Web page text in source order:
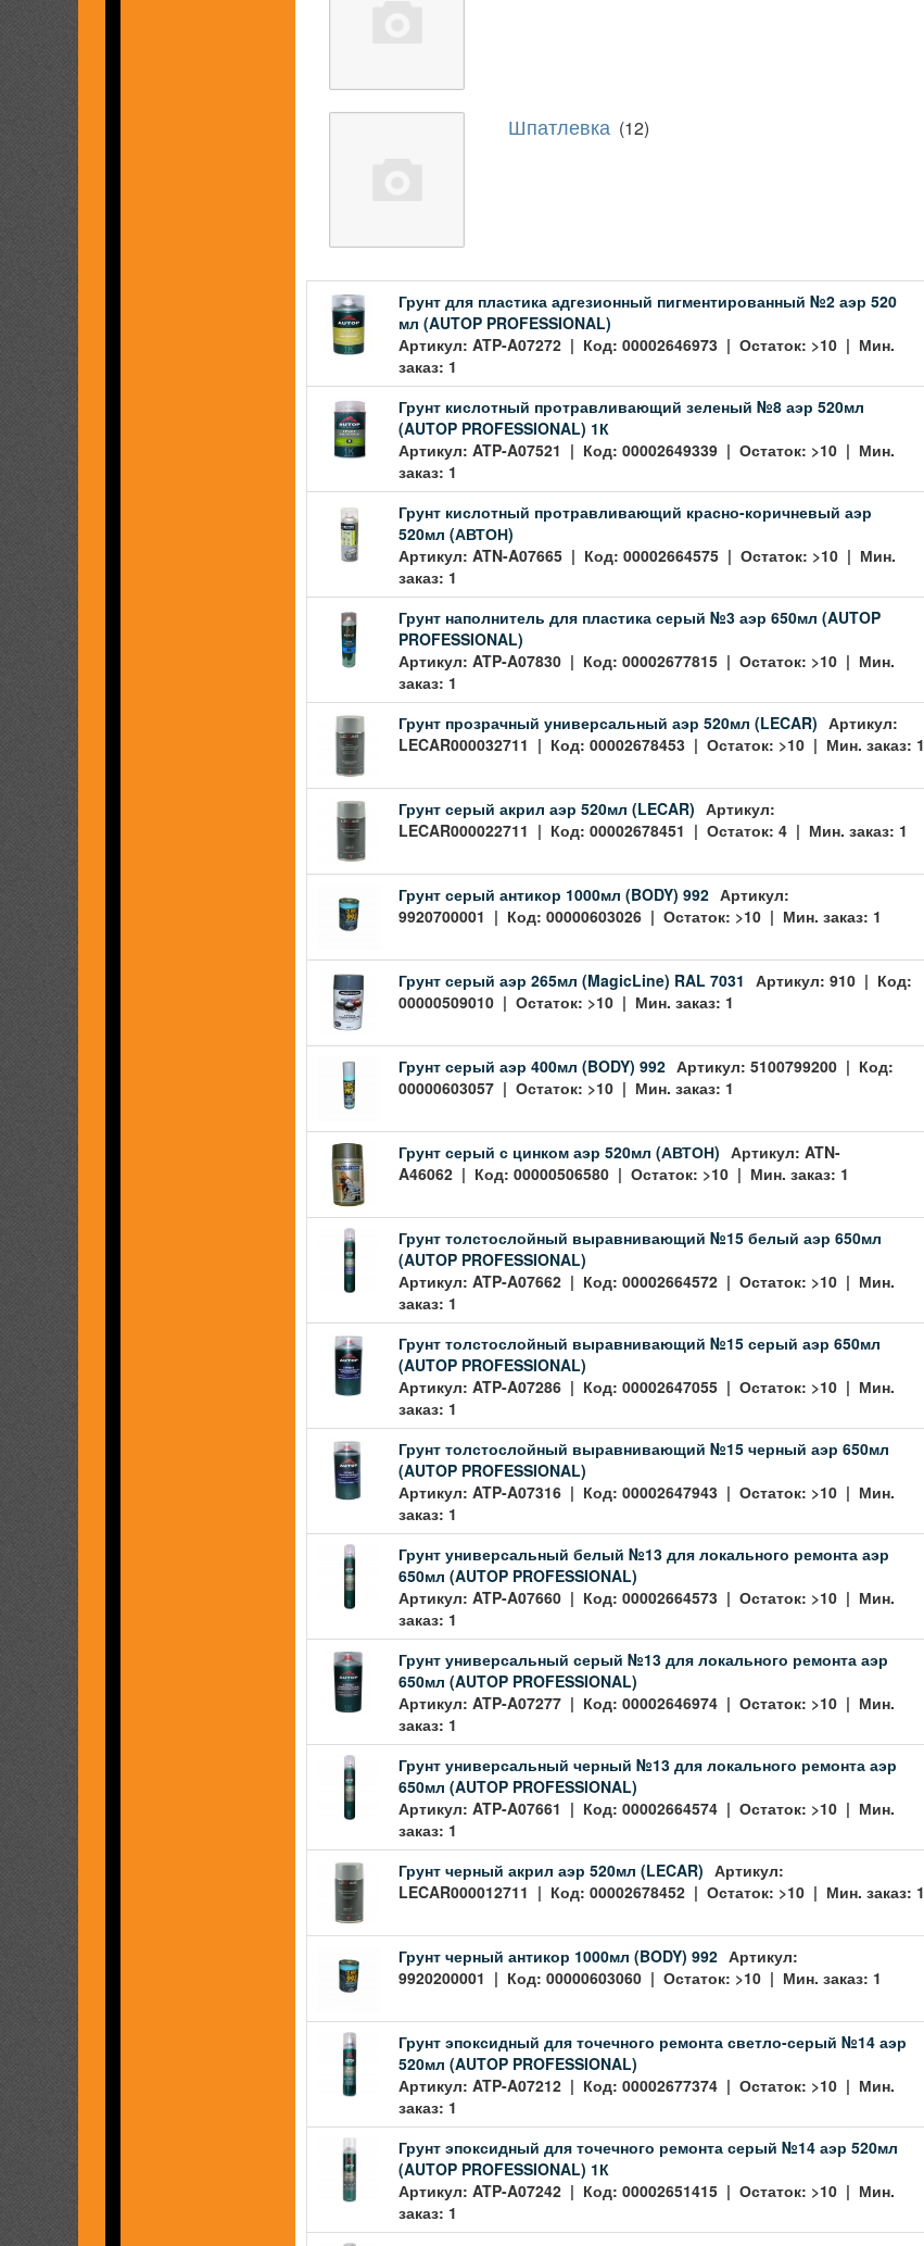
Шпатлевка (12)
Грунт для пластика адгезионный пигментированный №2 аэр 520
мл (AUTOP PROFESSIONAL)
Артикул: ATP-A07272 | Код: 00002646973 | Остаток: >10 | Мин.
заказ: 1
Грунт кислотный протравливающий зеленый №8 аэр 520мл
(AUTOP PROFESSIONAL) 1К
Артикул: ATP-A07521 | Код: 00002649339 | Остаток: >10 | Мин.
заказ: 1
Грунт кислотный протравливающий красно-коричневый аэр
520мл (АВТОН)
Артикул: ATN-A07665 | Код: 00002664575 | Остаток: >10 | Мин.
заказ: 1
Грунт наполнитель для пластика серый №3 аэр 650мл (AUTOP
PROFESSIONAL)
Артикул: ATP-A07830 | Код: 00002677815 | Остаток: >10 | Мин.
заказ: 1
Грунт прозрачный универсальный аэр 520мл (LECAR) Артикул:
LECAR000032711 | Код: 00002678453 | Остаток: >10 | Мин. заказ: 1
Грунт серый акрил аэр 520мл (LECAR) Артикул:
LECAR000022711 | Код: 00002678451 | Остаток: 4 | Мин. заказ: 1
Грунт серый антикор 1000мл (BODY) 992 Артикул:
9920700001 | Код: 00000603026 | Остаток: >10 | Мин. заказ: 1
Грунт серый аэр 265мл (MagicLine) RAL 7031 Артикул: 910 | Код:
00000509010 | Остаток: >10 | Мин. заказ: 1
Грунт серый аэр 400мл (BODY) 992 Артикул: 5100799200 | Код:
00000603057 | Остаток: >10 | Мин. заказ: 1
Грунт серый с цинком аэр 520мл (АВТОН) Артикул: ATN-
A46062 | Код: 00000506580 | Остаток: >10 | Мин. заказ: 1
Грунт толстослойный выравнивающий №15 белый аэр 650мл
(AUTOP PROFESSIONAL)
Артикул: ATP-A07662 | Код: 00002664572 | Остаток: >10 | Мин.
заказ: 1
Грунт толстослойный выравнивающий №15 серый аэр 650мл
(AUTOP PROFESSIONAL)
Артикул: ATP-A07286 | Код: 00002647055 | Остаток: >10 | Мин.
заказ: 1
Грунт толстослойный выравнивающий №15 черный аэр 650мл
(AUTOP PROFESSIONAL)
Артикул: ATP-A07316 | Код: 00002647943 | Остаток: >10 | Мин.
заказ: 1
Грунт универсальный белый №13 для локального ремонта аэр
650мл (AUTOP PROFESSIONAL)
Артикул: ATP-A07660 | Код: 00002664573 | Остаток: >10 | Мин.
заказ: 1
Грунт универсальный серый №13 для локального ремонта аэр
650мл (AUTOP PROFESSIONAL)
Артикул: ATP-A07277 | Код: 00002646974 | Остаток: >10 | Мин.
заказ: 1
Грунт универсальный черный №13 для локального ремонта аэр
650мл (AUTOP PROFESSIONAL)
Артикул: ATP-A07661 | Код: 00002664574 | Остаток: >10 | Мин.
заказ: 1
Грунт черный акрил аэр 520мл (LECAR) Артикул:
LECAR000012711 | Код: 00002678452 | Остаток: >10 | Мин. заказ: 1
Грунт черный антикор 1000мл (BODY) 992 Артикул:
9920200001 | Код: 00000603060 | Остаток: >10 | Мин. заказ: 1
Грунт эпоксидный для точечного ремонта светло-серый №14 аэр
520мл (AUTOP PROFESSIONAL)
Артикул: ATP-A07212 | Код: 00002677374 | Остаток: >10 | Мин.
заказ: 1
Грунт эпоксидный для точечного ремонта серый №14 аэр 520мл
(AUTOP PROFESSIONAL) 1К
Артикул: ATP-A07242 | Код: 00002651415 | Остаток: >10 | Мин.
заказ: 1